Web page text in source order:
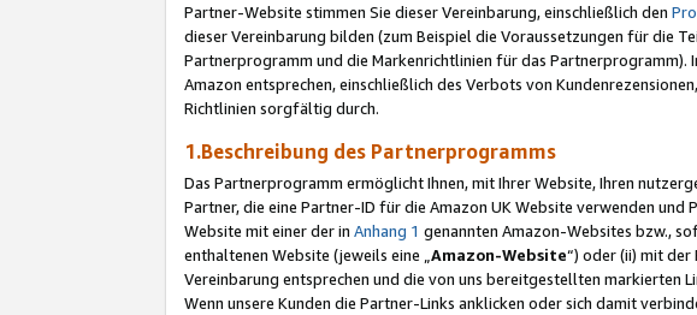
Partner-Website stimmen Sie dieser Vereinbarung, einschließlich den
dieser Vereinbarung bilden (zum Beispiel die Voraussetzungen für die
Partnerprogramm und die Markenrichtlinien für das
Amazon entsprechen, einschließlich des Verbots von
Richtlinien sorgfältig durch.
1.Beschreibung des Partnerprogramms
Das Partnerprogramm ermöglicht Ihnen, mit Ihrer Website, Ihren
Partner, die eine Partner-ID für die Amazon UK Website verwenden und
Website mit einer der in Anhang 1 genannten Amazon-Websites bzw.,
enthaltenen Website (jeweils eine „ Amazon-Website“) oder (ii) mit der
Vereinbarung entsprechen und die von uns bereitgestellten markierten
Wenn unsere Kunden die Partner-Links anklicken oder sich damit